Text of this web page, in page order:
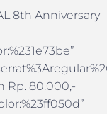
8th Anniversary
Rp. 80.000,-